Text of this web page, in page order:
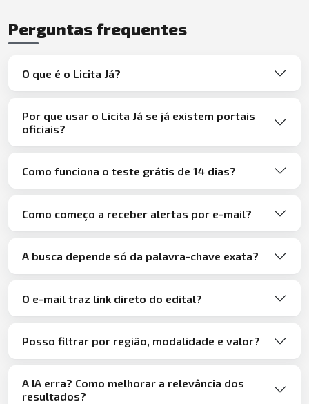
Perguntas frequentes
O que é o Licita Já?
Por que usar o Licita Já se já existem portais
oficiais?
Como funciona o teste grátis de 14 dias?
Como começo a receber alertas por e-mail?
A busca depende só da palavra-chave exata?
O e-mail traz link direto do edital?
Posso filtrar por região, modalidade e valor?
A IA erra? Como melhorar a relevância dos
resultados?